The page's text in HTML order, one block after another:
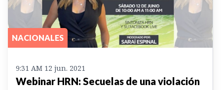
NACIONALES
9:31 AM 12 jun. 2021
Webinar HRN: Secuelas de una violación